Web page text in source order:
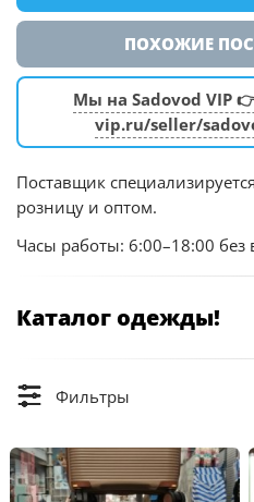
ПОХОЖИЕ
Мы на Sadovod VIP
vip.ru/seller/
Поставщик
розницу и оптом.
Часы работы: 6:00–18:00
Каталог одежды!
Фильтры